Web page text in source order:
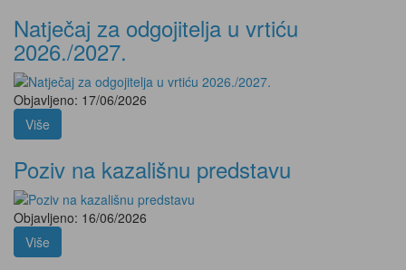
Natječaj za odgojitelja u vrtiću
2026./2027.
Objavljeno: 17/06/2026
Više
Poziv na kazališnu predstavu
Objavljeno: 16/06/2026
Više